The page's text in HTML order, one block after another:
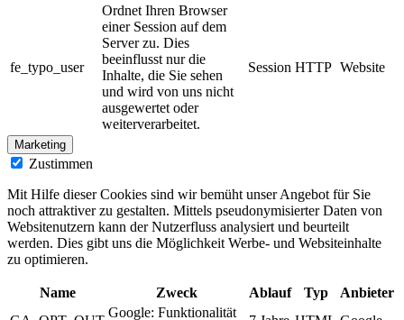
fe_typo_user
Ordnet Ihren Browser
einer Session auf dem
Server zu. Dies
beeinflusst nur die
Inhalte, die Sie sehen
und wird von uns nicht
ausgewertet oder
weiterverarbeitet.
Session HTTP Website
Marketing
Zustimmen
Mit Hilfe dieser Cookies sind wir bemüht unser Angebot für Sie
noch attraktiver zu gestalten. Mittels pseudonymisierter Daten von
Websitenutzern kann der Nutzerfluss analysiert und beurteilt
werden. Dies gibt uns die Möglichkeit Werbe- und Websiteinhalte
zu optimieren.
Name Zweck Ablauf Typ
Anbieter
Google: Funktionalität